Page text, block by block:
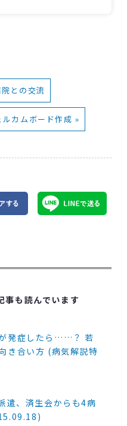
との交流
ルカムボード作成 »
事も読んでいます
発症したら……？ 若
き合い方 (病気解説特
遣、済生会からも4病